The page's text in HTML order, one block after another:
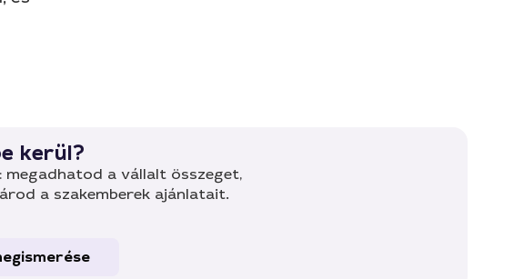
kerül?
megadhatod a vállalt összeget,
a szakemberek ajánlatait.